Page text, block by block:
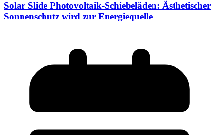
Solar Slide Photovoltaik-Schiebeläden: Ästhetischer
Sonnenschutz wird zur Energiequelle